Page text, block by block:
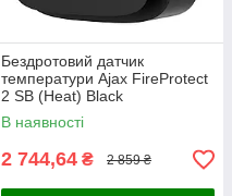
Бездротовий датчик
температури Ajax FireProtect
2 SB (Heat) Black
В наявності
2 744,64 ₴ 2 859 ₴